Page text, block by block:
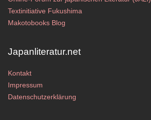
Textinitiative Fukushima
Makotobooks Blog
Japanliteratur.net
Kontakt
Impressum
Datenschutzerklärung